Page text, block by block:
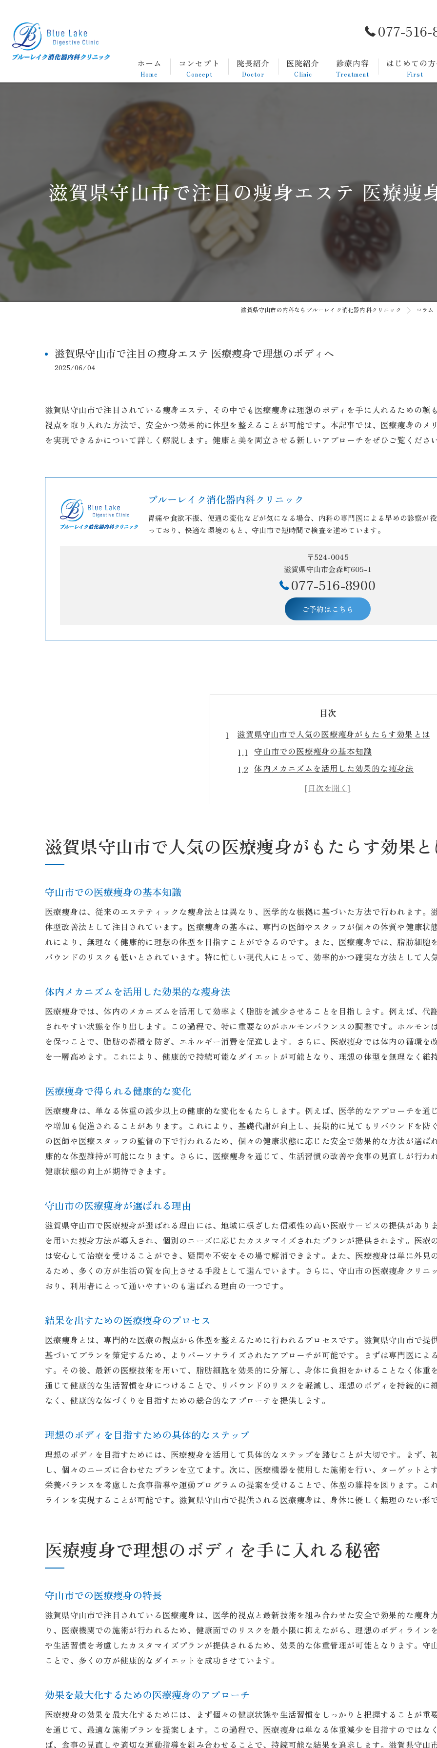
077-
ホーム
Home
コンセプト
Concept
院長紹介
Doctor
医院紹介
Clinic
診療内容
Treatment
胃カメラについて
大腸カメラについて
がん検診
自費診療
はじめての
First
滋賀県守山市で注目の痩身エステ 医療痩
滋賀県守山市の内科ならブルーレイク消化器内科クリニック コラム
滋賀県守山市で注目の痩身エステ 医療痩身で理想のボディへ
2025/06/04
滋賀県守山市で注目されている痩身エステ、その中でも医療痩身は理想のボディを手に入れるための
視点を取り入れた方法で、安全かつ効果的に体型を整えることが可能です。本記事では、医療痩身の
を実現できるかについて詳しく解説します。健康と美を両立させる新しいアプローチをぜひご覧くださ
ブルーレイク消化器内科クリニック
胃痛や食欲不振、便通の変化などが気になる場合、内科の専門医による早めの診察が
っており、快適な環境のもと、守山市で短時間で検査を進めています。
〒524-0045
滋賀県守山市金森町605-1
077-516-8900
ご予約はこちら
目次
滋賀県守山市で人気の医療痩身がもたらす効果とは
守山市での医療痩身の基本知識
体内メカニズムを活用した効果的な痩身法
医療痩身で得られる健康的な変化
守山市の医療痩身が選ばれる理由
理想のボディを目指すための具体的なステップ
医療痩身で理想のボディを手に入れる秘密
医療痩身の専門家によるカスタマイズプラン
個々のニーズに応える痩身戦略
持続可能な痩身結果を追求する方法
個別対応の効果的な痩身プラン
リスクを最小限に抑える施術方法
結果を出すための徹底したフォローアップ
継続的な健康維持へのサポート
安心して施術を受けられる理由
医療機関としての信頼性
守山市での実績と信頼性の評価
効果を保証する安全基準
食事と運動のバランス
医療痩身での健康管理の方法
無理のないダイエット計画の立て方
効果的な食生活改善のアドバイス
健康と美を両立する医療痩身の魅力
体の内側からの美しさを引き出す方法
持続可能な健康美を追求するための取り組み
守山市での医療痩身の革新的な施術
理想の体型を目指す医療痩身の魅力とは
個々のニーズに応じた痩身プログラム
科学的根拠に基づいた医療痩身の魅力
体型改善を実現するためのステップ
理想のボディを手に入れるための実践法
守山市での成功事例とその秘訣
医療痩身で得られる満足度の高い結果
選ばれる理由とその背景
滋賀県守山市で人気の医療痩身がもたらす効果
守山市での医療痩身の基本知識
医療痩身は、従来のエステティックな痩身法とは異なり、医学的な根拠に基づいた方法で行われます
体型改善法として注目されています。医療痩身の基本は、専門の医師やスタッフが個々の体質や健康
れにより、無理なく健康的に理想の体型を目指すことができるのです。また、医療痩身では、脂肪細
バウンドのリスクも低いとされています。特に忙しい現代人にとって、効率的かつ確実な方法として人
体内メカニズムを活用した効果的な痩身法
医療痩身では、体内のメカニズムを活用して効率よく脂肪を減少させることを目指します。例えば、
されやすい状態を作り出します。この過程で、特に重要なのがホルモンバランスの調整です。ホルモ
を保つことで、脂肪の蓄積を防ぎ、エネルギー消費を促進します。さらに、医療痩身では体内の循環
を一層高めます。これにより、健康的で持続可能なダイエットが可能となり、理想の体型を無理なく維
医療痩身で得られる健康的な変化
医療痩身は、単なる体重の減少以上の健康的な変化をもたらします。例えば、医学的なアプローチを
や増加も促進されることがあります。これにより、基礎代謝が向上し、長期的に見てもリバウンドを
の医師や医療スタッフの監督の下で行われるため、個々の健康状態に応じた安全で効果的な方法が選
康的な体型維持が可能になります。さらに、医療痩身を通じて、生活習慣の改善や食事の見直しが行
健康状態の向上が期待できます。
守山市の医療痩身が選ばれる理由
滋賀県守山市で医療痩身が選ばれる理由には、地域に根ざした信頼性の高い医療サービスの提供があ
を用いた痩身方法が導入され、個別のニーズに応じたカスタマイズされたプランが提供されます。医
は安心して治療を受けることができ、疑問や不安をその場で解消できます。また、医療痩身は単に外
るため、多くの方が生活の質を向上させる手段として選んでいます。さらに、守山市の医療痩身クリ
おり、利用者にとって通いやすいのも選ばれる理由の一つです。
結果を出すための医療痩身のプロセス
医療痩身とは、専門的な医療の観点から体型を整えるために行われるプロセスです。滋賀県守山市で
基づいてプランを策定するため、よりパーソナライズされたアプローチが可能です。まずは専門医によ
す。その後、最新の医療技術を用いて、脂肪細胞を効果的に分解し、身体に負担をかけることなく体
通じて健康的な生活習慣を身につけることで、リバウンドのリスクを軽減し、理想のボディを持続的
なく、健康的な体づくりを目指すための総合的なアプローチを提供します。
理想のボディを目指すための具体的なステップ
理想のボディを目指すためには、医療痩身を活用して具体的なステップを踏むことが大切です。まず
し、個々のニーズに合わせたプランを立てます。次に、医療機器を使用した施術を行い、ターゲット
栄養バランスを考慮した食事指導や運動プログラムの提案を受けることで、体型の維持を図ります。
ラインを実現することが可能です。滋賀県守山市で提供される医療痩身は、身体に優しく無理のない
医療痩身で理想のボディを手に入れる秘密
守山市での医療痩身の特長
滋賀県守山市で注目されている医療痩身は、医学的視点と最新技術を組み合わせた安全で効果的な痩
り、医療機関での施術が行われるため、健康面でのリスクを最小限に抑えながら、理想のボディライ
や生活習慣を考慮したカスタマイズプランが提供されるため、効果的な体重管理が可能となります。
ことで、多くの方が健康的なダイエットを成功させています。
効果を最大化するための医療痩身のアプローチ
医療痩身の効果を最大化するためには、まず個々の健康状態や生活習慣をしっかりと把握することが
を通じて、最適な施術プランを提案します。この過程で、医療痩身は単なる体重減少を目指すのでは
ば、食事の見直しや適切な運動指導を組み合わせることで、持続可能な結果を追求します。滋賀県守